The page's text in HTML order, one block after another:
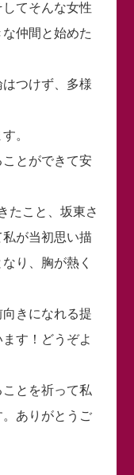
てそんな女性
仲間と始めた
つけず、多様
。
とができて安
たこと、坂東さ
が当初思い描
り、胸が熱く
きになれる提
す！どうぞよ
とを祈って私
ありがとうご